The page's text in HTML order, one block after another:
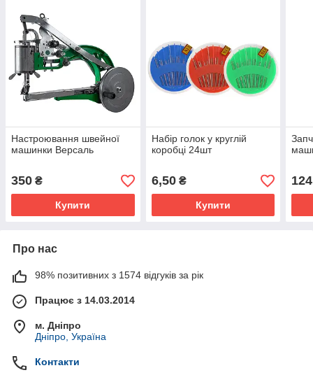
Настроювання швейної
машинки Версаль
350 ₴
Купити
Набір голок у круглій
коробці 24шт
6,50₴
Купити
Про нас
98% позитивних з 1574 відгуків за рік
Працює з 14.03.2014
м. Дніпро
Дніпро, Україна
Контакти